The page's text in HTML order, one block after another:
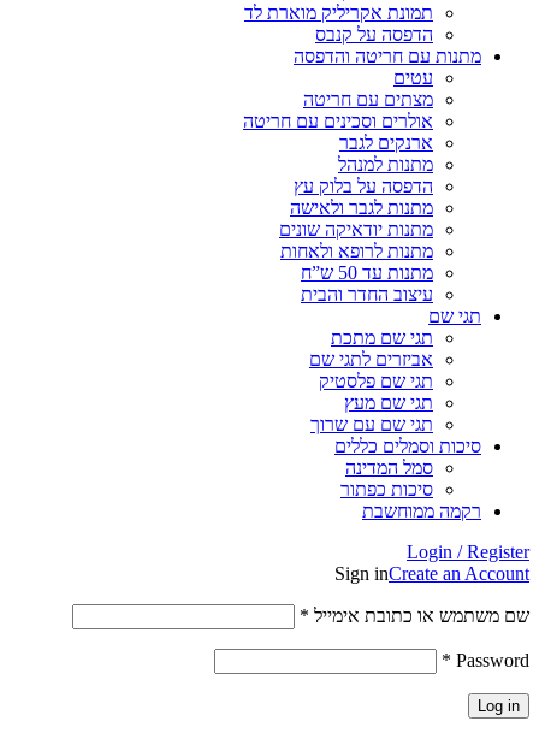
תמונת אקריליק מוארת לד
הדפסה על קנבס
מתנות עם חריטה והדפסה
עטים
מצתים עם חריטה
אולרים וסכינים עם חריטה
ארנקים לגבר
מתנות למנהל
הדפסה על בלוק עץ
מתנות לגבר ולאישה
מתנות יודאיקה שונים
מתנות לרופא ולאחות
מתנות עד 50 ש”ח
עיצוב החדר והבית
תגי שם
תגי שם מתכת
אביזרים לתגי שם
תגי שם פלסטיק
תגי שם מעץ
תגי שם עם שרוך
סיכות וסמלים כללים
סמל המדינה
סיכות כפתור
רקמה ממוחשבת
Login / Register
Sign inCreate an Account
שם משתמש או כתובת אימייל *
Password
*
Log in